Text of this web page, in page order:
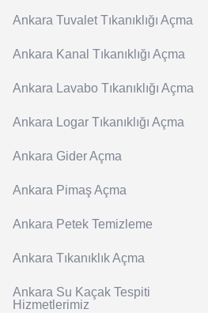
Ankara Tuvalet Tıkanıklığı Açma
Ankara Kanal Tıkanıklığı Açma
Ankara Lavabo Tıkanıklığı Açma
Ankara Logar Tıkanıklığı Açma
Ankara Gider Açma
Ankara Pimaş Açma
Ankara Petek Temizleme
Ankara Tıkanıklık Açma
Ankara Su Kaçak Tespiti
Hizmetlerimiz